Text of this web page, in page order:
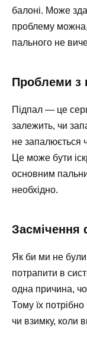
балоні. Може
проблему
пального не
Проблеми з
Підпал — це
залежить, чи
не запалюється
Це може бути
основним
необхідно.
Засмічення
Як би ми не
потрапити в
одна причина,
Тому їх потрібно
чи взимку, коли